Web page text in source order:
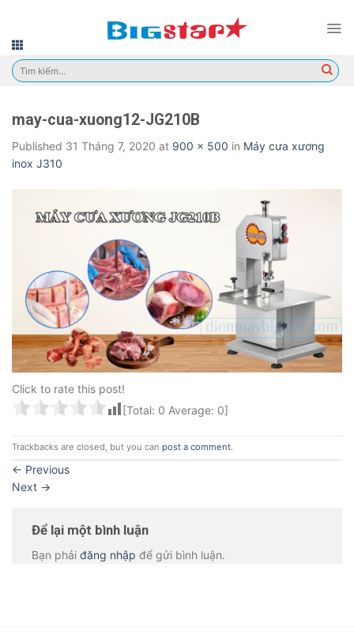
content
Tìm
kiếm:
may-cua-xuong12-JG210B
Published 31 Tháng 7, 2020 at 900 × 500 in Máy cưa xương
inox J310
Click to rate this post!
[Total: 0 Average: 0]
Trackbacks are closed, but you can post a comment.
← Previous
Next →
Để lại một bình luận
Bạn phải đăng nhập để gửi bình luận.